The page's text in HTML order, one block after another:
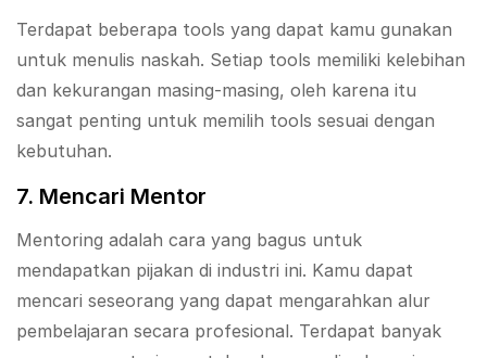
Terdapat beberapa tools yang dapat kamu gunakan
untuk menulis naskah. Setiap tools memiliki kelebihan
dan kekurangan masing-masing, oleh karena itu
sangat penting untuk memilih tools sesuai dengan
kebutuhan.
7. Mencari Mentor
Mentoring adalah cara yang bagus untuk
mendapatkan pijakan di industri ini. Kamu dapat
mencari seseorang yang dapat mengarahkan alur
pembelajaran secara profesional. Terdapat banyak